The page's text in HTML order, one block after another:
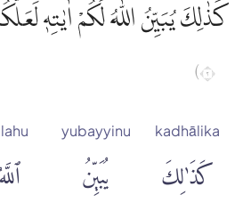
كَذٰلِكَ يُبَيِّنُ اللّٰهُ لَكُمْ اٰيٰتِهٖ
٢)
kadhālika
كَذَٰلِكَ
yubayyinu
يُبَيِّنُ